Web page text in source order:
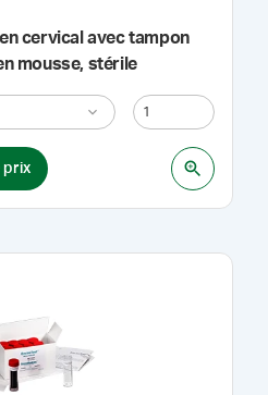
cervical avec tampon
mousse, stérile
prix